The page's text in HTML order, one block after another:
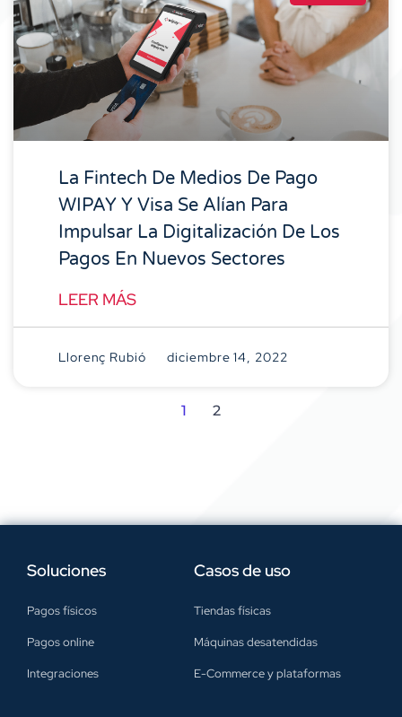
La Fintech De Medios De Pago
WIPAY Y Visa Se Alían Para
Impulsar La Digitalización De Los
Pagos En Nuevos Sectores
LEER MÁS
Llorenç Rubió diciembre 14, 2022
1 2
Soluciones
Pagos físicos
Pagos online
Integraciones
Casos de uso
Tiendas físicas
Máquinas desatendidas
E-Commerce y plataformas